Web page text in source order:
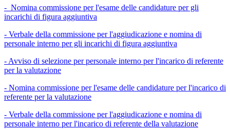
- Nomina commissione per l'esame delle candidature per gli
incarichi di figura aggiuntiva
- Verbale della commissione per l'aggiudicazione e nomina di
personale interno per gli incarichi di figura aggiuntiva
- Avviso di selezione per personale interno per l'incarico di referente
per la valutazione
- Nomina commissione per l'esame delle candidature per l'incarico di
referente per la valutazione
- Verbale della commissione per l'aggiudicazione e nomina di
personale interno per l'incarico di referente della valutazione